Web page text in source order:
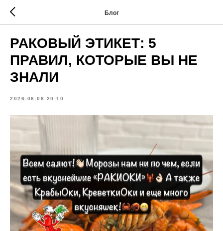
Блог
РАКОВЫЙ ЭТИКЕТ: 5
ПРАВИЛ, КОТОРЫЕ ВЫ НЕ
ЗНАЛИ
2026-06-06 20:10